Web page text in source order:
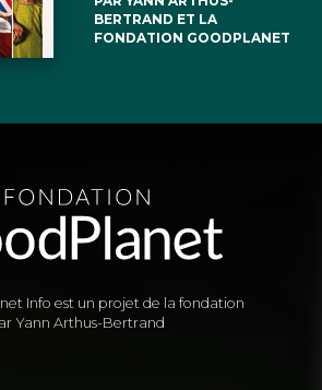
BERTRAND ET LA
FONDATION GOODPLANET
Info est un projet de la fondation
Yann Arthus-Bertrand